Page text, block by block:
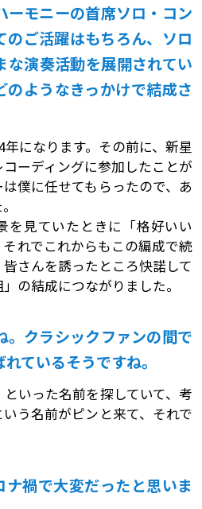
ーモニーの首席ソロ・コン
のご活躍はもちろん、ソロ
な演奏活動を展開されてい
のようなきっかけで結成さ
になります。その前に、新星
ーディングに参加したことが
僕に任せてもらったので、あ
を見ていたときに「格好いい
れでこれからもこの編成で続
さんを誘ったところ快諾して
の結成につながりました。
。クラシックファンの間で
ているそうですね。
いった名前を探していて、考
う名前がピンと来て、それで
ナ禍で大変だったと思いま